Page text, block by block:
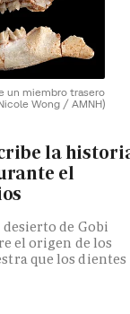
un miembro trasero
Wong / AMNH)
la
el
de Gobi
el origen de los
que los dientes